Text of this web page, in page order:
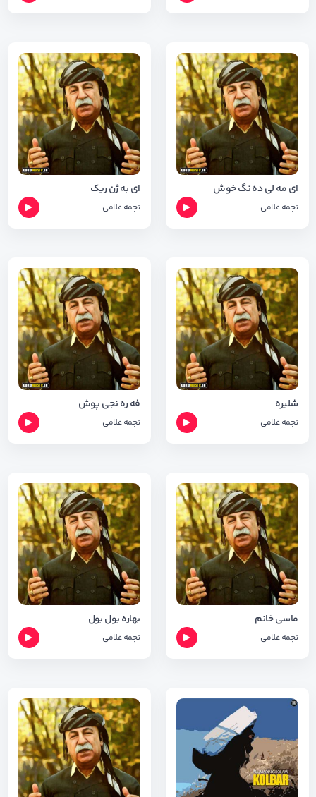
ای مه لی ده نگ خوش
نجمه غلامی
ای به ژن ریک
نجمه غلامی
شلیره
نجمه غلامی
فه ره نجی پوش
نجمه غلامی
ماسی خانم
نجمه غلامی
بهاره بول بول
نجمه غلامی